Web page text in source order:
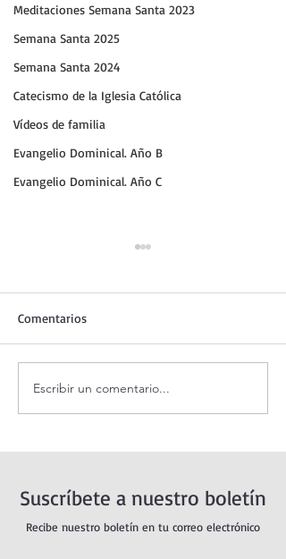
Meditaciones Semana Santa 2023
Semana Santa 2025
Semana Santa 2024
Catecismo de la Iglesia Católica
Vídeos de familia
Evangelio Dominical. Año B
Evangelio Dominical. Año C
Adoración al Santísimo en
vivo.
Comentarios
Escribir un comentario...
Suscríbete a nuestro boletín
Recibe nuestro boletín en tu correo electrónico